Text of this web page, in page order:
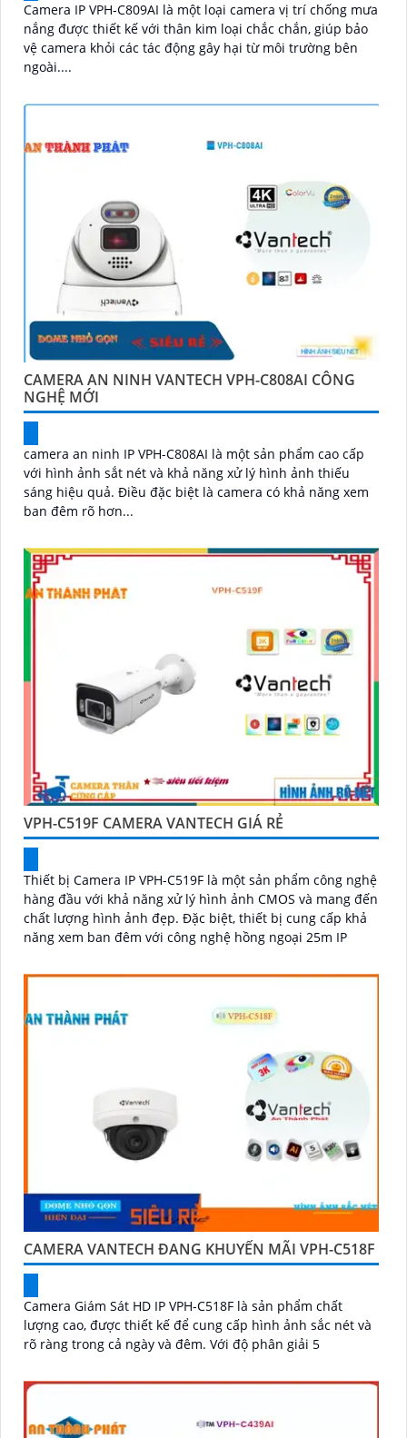
Camera IP VPH-C809AI là một loại camera vị trí chống mưa
nắng được thiết kế với thân kim loại chắc chắn, giúp bảo
vệ camera khỏi các tác động gây hại từ môi trường bên
ngoài....
CAMERA AN NINH VANTECH VPH-C808AI CÔNG
NGHỆ MỚI
camera an ninh IP VPH-C808AI là một sản phẩm cao cấp
với hình ảnh sắt nét và khả năng xử lý hình ảnh thiếu
sáng hiệu quả. Điều đặc biệt là camera có khả năng xem
ban đêm rõ hơn...
VPH-C519F CAMERA VANTECH GIÁ RẺ
Thiết bị Camera IP VPH-C519F là một sản phẩm công nghệ
hàng đầu với khả năng xử lý hình ảnh CMOS và mang đến
chất lượng hình ảnh đẹp. Đặc biệt, thiết bị cung cấp khả
năng xem ban đêm với công nghệ hồng ngoại 25m IP
CAMERA VANTECH ĐANG KHUYẾN MÃI VPH-C518F
Camera Giám Sát HD IP VPH-C518F là sản phẩm chất
lượng cao, được thiết kế để cung cấp hình ảnh sắc nét và
rõ ràng trong cả ngày và đêm. Với độ phân giải 5